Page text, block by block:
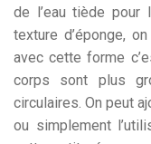
de l’eau tiède pour
texture d’éponge,
avec cette forme
corps sont plus
circulaires. On peut
ou simplement